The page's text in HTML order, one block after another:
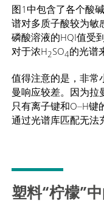
图1中包含了各个酸
谱对多质子酸较为
磷酸溶液的HQI值受
对于浓H2SO4的光谱
值得注意的是，非
曼响应较差。因为
只有离子键和O–H键
通过光谱库匹配无法
塑料“柠檬”